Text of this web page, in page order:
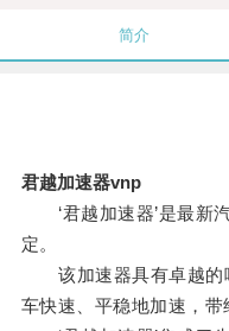
简介
君越加速器vnp
‘君越加速器’是最新
定。
该加速器具有卓越的
车快速、平稳地加速，带